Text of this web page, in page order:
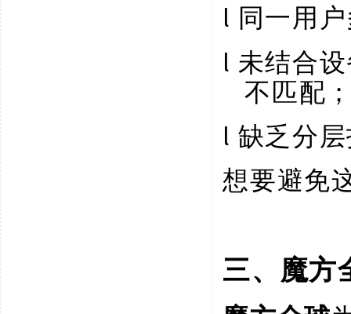
l 同一用
l 未结合
不匹配
l 缺乏分
想要避免
三、魔方